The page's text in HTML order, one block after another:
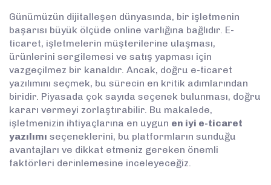
Günümüzün dijitalleşen dünyasında, bir işletmenin
başarısı büyük ölçüde online varlığına bağlıdır. E-
ticaret, işletmelerin müşterilerine ulaşması,
ürünlerini sergilemesi ve satış yapması için
vazgeçilmez bir kanaldır. Ancak, doğru e-ticaret
yazılımını seçmek, bu sürecin en kritik adımlarından
biridir. Piyasada çok sayıda seçenek bulunması, doğru
kararı vermeyi zorlaştırabilir. Bu makalede,
işletmenizin ihtiyaçlarına en uygun en iyi e-ticaret
yazılımı seçeneklerini, bu platformların sunduğu
avantajları ve dikkat etmeniz gereken önemli
faktörleri derinlemesine inceleyeceğiz.